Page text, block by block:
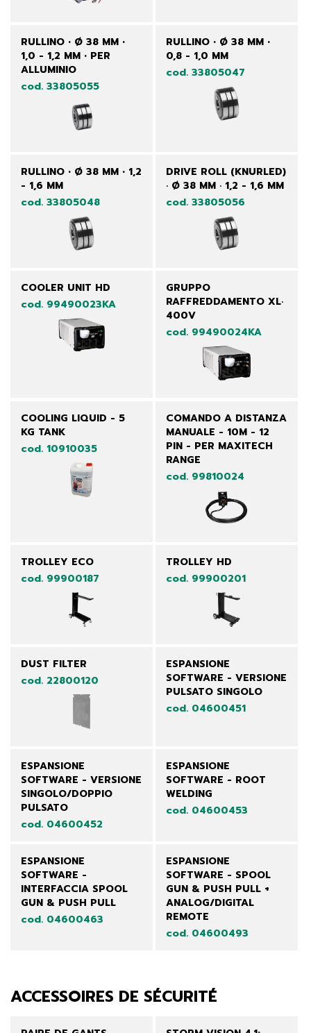
RULLINO • Ø 38 MM •
1,0 - 1,2 MM • PER
ALLUMINIO
cod. 33805055
RULLINO • Ø 38 MM •
0,8 - 1,0 MM
cod. 33805047
RULLINO • Ø 38 MM • 1,2
- 1,6 MM
cod. 33805048
DRIVE ROLL (KNURLED)
· Ø 38 MM · 1,2 - 1,6 MM
cod. 33805056
COOLER UNIT HD
cod. 99490023KA
GRUPPO
RAFFREDDAMENTO XL·
400V
cod. 99490024KA
COOLING LIQUID - 5
KG TANK
cod. 10910035
COMANDO A DISTANZA
MANUALE - 10M - 12
PIN - PER MAXITECH
RANGE
cod. 99810024
TROLLEY ECO
cod. 99900187
TROLLEY HD
cod. 99900201
DUST FILTER
cod. 22800120
ESPANSIONE
SOFTWARE - VERSIONE
PULSATO SINGOLO
cod. 04600451
ESPANSIONE
SOFTWARE - VERSIONE
SINGOLO/DOPPIO
PULSATO
cod. 04600452
ESPANSIONE
SOFTWARE - ROOT
WELDING
cod. 04600453
ESPANSIONE
SOFTWARE -
INTERFACCIA SPOOL
GUN & PUSH PULL
cod. 04600463
ESPANSIONE
SOFTWARE - SPOOL
GUN & PUSH PULL +
ANALOG/DIGITAL
REMOTE
cod. 04600493
ACCESSOIRES DE SÉCURITÉ